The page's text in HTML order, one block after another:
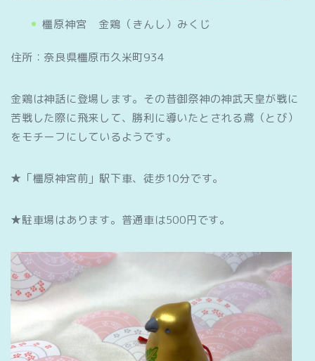
橿原神宮 金鶏（きんし）みくじ
住所：奈良県橿原市久米町934
金鶏は神話に登場します。その昔御祭神の神武天皇が戦に
苦戦した際に飛来して、勝利に導いたとされる鳶（とび）
をモチーフにしているようです。
★「橿原神宮前」駅下車、徒歩10分です。
★駐車場はあります。普通車は500円です。